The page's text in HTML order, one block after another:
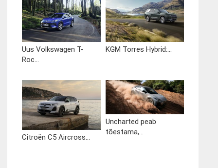
Uus Volkswagen T-
Roc...
KGM Torres Hybrid:...
Citroën C5 Aircross...
Uncharted peab
tõestama,...